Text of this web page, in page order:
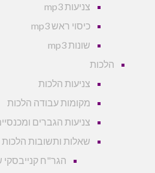
צניעות mp3
כיסוי ראש mp3
צניעות הלכות
מקומות עבודה הלכות
צניעות הגברים ומכנסיים צמודים
שאלות ותשובות הלכות
הגר"ח קנייבסקי שו"ת